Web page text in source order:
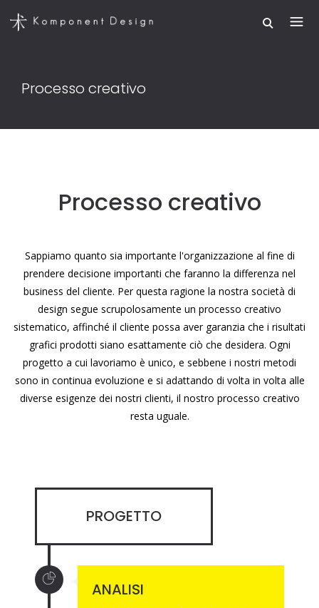
Processo creativo
Processo creativo
Sappiamo quanto sia importante l'organizzazione al fine di
prendere decisione importanti che faranno la differenza nel
business del cliente. Per questa ragione la nostra società di
design segue scrupolosamente un processo creativo
sistematico, affinché il cliente possa aver garanzia che i risultati
grafici prodotti siano esattamente ciò che desidera. Ogni
progetto a cui lavoriamo è unico, e sebbene i nostri metodi
sono in continua evoluzione e si adattando di volta in volta alle
diverse esigenze dei nostri clienti, il nostro processo creativo
resta uguale.
PROGETTO
ANALISI